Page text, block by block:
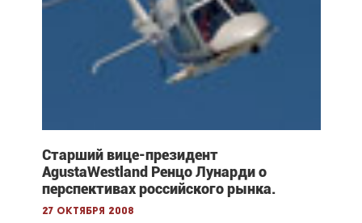
Старший вице-президент
AgustaWestland Ренцо Лунарди о
перспективах российского рынка.
27 октября 2008